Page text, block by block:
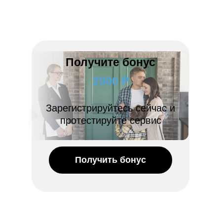
Получите бонус
2000 Р
Зарегистрируйтесь сейчас и
протестируйте сервис
Получить бонус